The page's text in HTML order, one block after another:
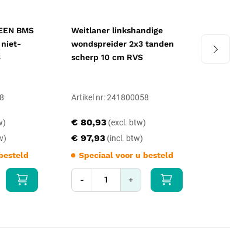
wasmachine, ultrasoon ondersteunend; scharnier in
BMS
niet-
Weitlaner linkshandige
wondspreider 2x3 tanden
scherp 10 cm RVS
Artikel nr: 241800058
€ 97,93
€ 80,93
Speciaal voor u besteld
- +